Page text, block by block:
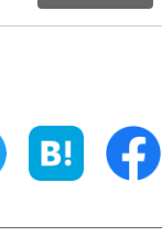
600円 三重県